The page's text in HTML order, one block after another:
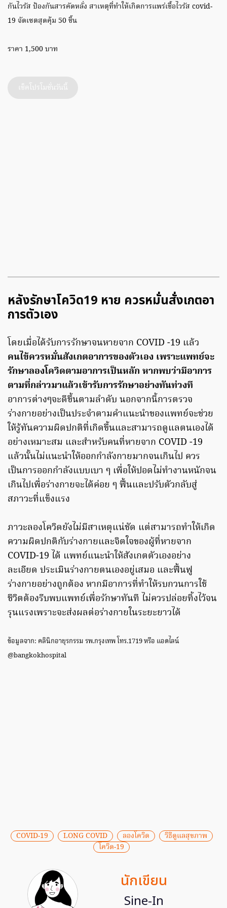
กันไวรัส ป้องกันสารคัดหลั่ง สาเหตุที่ทำให้เกิดการแพร่เชื้อไวรัส covid-
19 จัดเซตสุดคุ้ม 50 ชิ้น
ราคา 1,500 บาท
เช็คโปรโมชั่นวันนี้
หลังรักษาโควิด19 หาย ควรหมั่นสั่งเกตอา
การตัวเอง
โดยเมื่อได้รับการรักษาจนหายจาก COVID -19 แล้ว
คนไข้ควรหมั่นสังเกตอาการของตัวเอง เพราะแพทย์จะ
รักษาลองโควิดตามอาการเป็นหลัก หากพบว่ามีอาการ
ตามที่กล่าวมาแล้วเข้ารับการรักษาอย่างทันท่วงที
อาการต่างๆจะดีขึ้นตามลำดับ นอกจากนี้การตรวจ
ร่างกายอย่างเป็นประจำตามคำแนะนำของแพทย์จะช่วย
ให้รู้ทันความผิดปกติที่เกิดขึ้นและสามารถดูแลตนเองได้
อย่างเหมาะสม และสำหรับคนที่หายจาก COVID -19
แล้วนั้นไม่แนะนำให้ออกกำลังกายมากจนเกินไป ควร
เป็นการออกกำลังแบบเบา ๆ เพื่อให้ปอดไม่ทำงานหนักจน
เกินไปเพื่อร่างกายจะได้ค่อย ๆ ฟื้นและปรับตัวกลับสู่
สภาวะที่แข็งแรง
ภาวะลองโควิดยังไม่มีสาเหตุแน่ชัด แต่สามารถทำให้เกิด
ความผิดปกติกับร่างกายและจิตใจของผู้ที่หายจาก
COVID-19 ได้ แพทย์แนะนำให้สังเกตตัวเองอย่าง
ละเอียด ประเมินร่างกายตนเองอยู่เสมอ และฟื้นฟู
ร่างกายอย่างถูกต้อง หากมีอาการที่ทำให้รบกวนการใช้
ชีวิตต้องรีบพบแพทย์เพื่อรักษาทันที ไม่ควรปล่อยทิ้งไว้จน
รุนแรงเพราะจะส่งผลต่อร่างกายในระยะยาวได้
ข้อมูลจาก: คลินิกอายุรกรรม รพ.กรุงเทพ โทร.1719 หรือ แอดไลน์
@bangkokhospital
COVID-19 LONG COVID ลองโควิด
วิธีดูแลสุขภาพ
โควิด-19
นักเขียน
Sine-In